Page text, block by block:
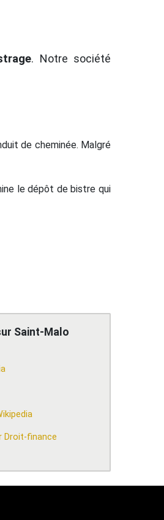
. Notre société
de cheminée. Malgré
le dépôt de bistre qui
Saint-Malo
Droit-finance